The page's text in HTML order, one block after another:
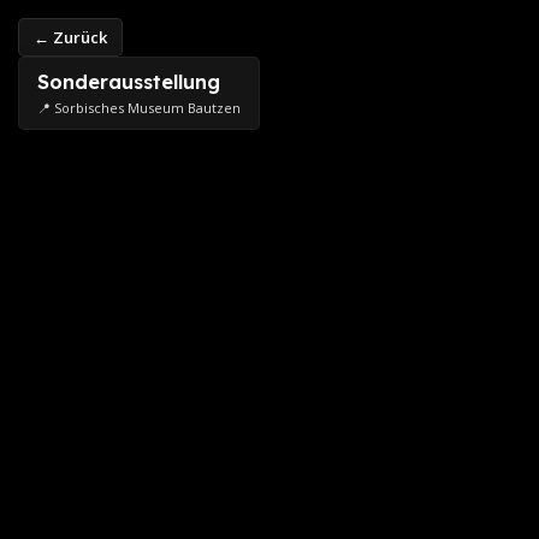
← Zurück
Sonderausstellung
📍 Sorbisches Museum Bautzen